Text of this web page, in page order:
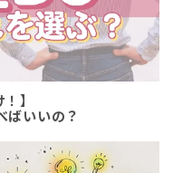
】
ばいいの？